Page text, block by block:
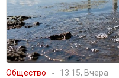
Общество 13:15, Вчера